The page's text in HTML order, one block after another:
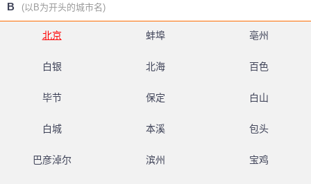
B (以B为开头的城市名)
北京 蚌埠 亳州
白银 北海 百色
毕节 保定 白山
白城 本溪 包头
巴彦淖尔 滨州 宝鸡